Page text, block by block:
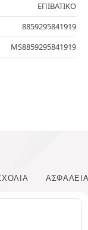
ΕΠΙΒΑΤΙΚΟ
8859295841919
MS8859295841919